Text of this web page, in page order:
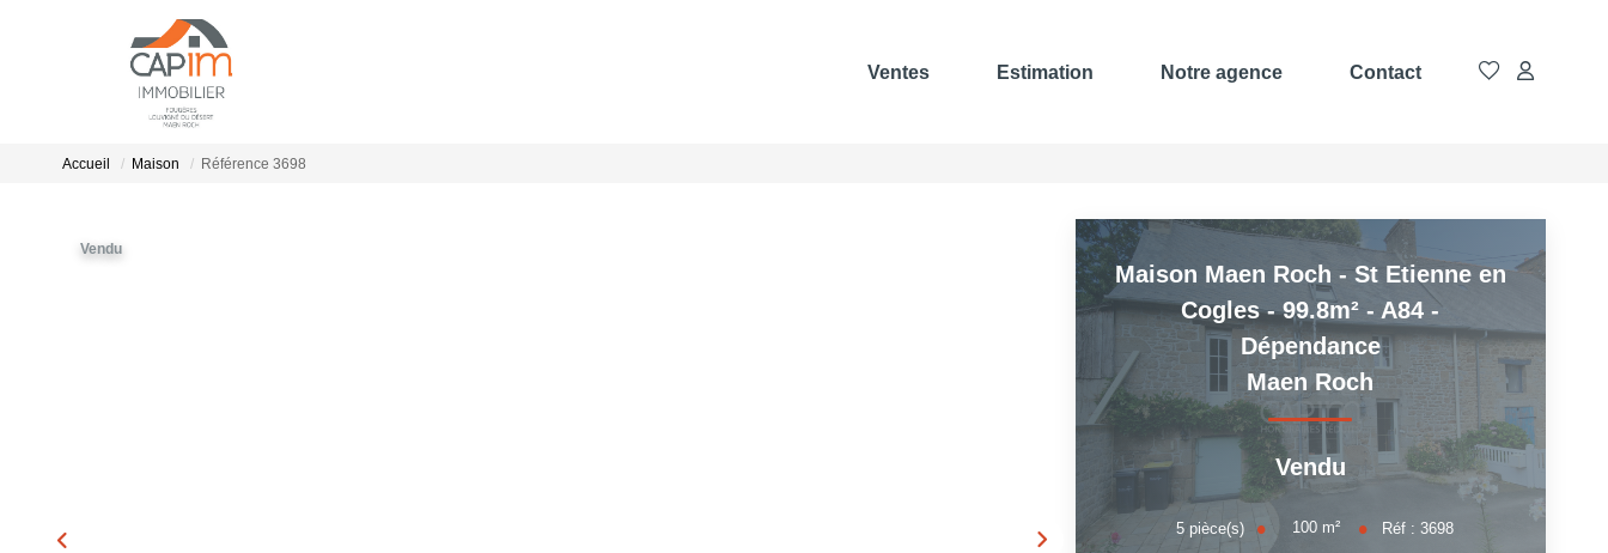
Ventes Estimation Notre agence Contact
Accueil Maison Référence 3698
Vendu
Maison Maen Roch - St Etienne en
Cogles - 99.8m² - A84 -
Dépendance
Maen Roch
Vendu
5 pièce(s) 100 m² Réf :3698